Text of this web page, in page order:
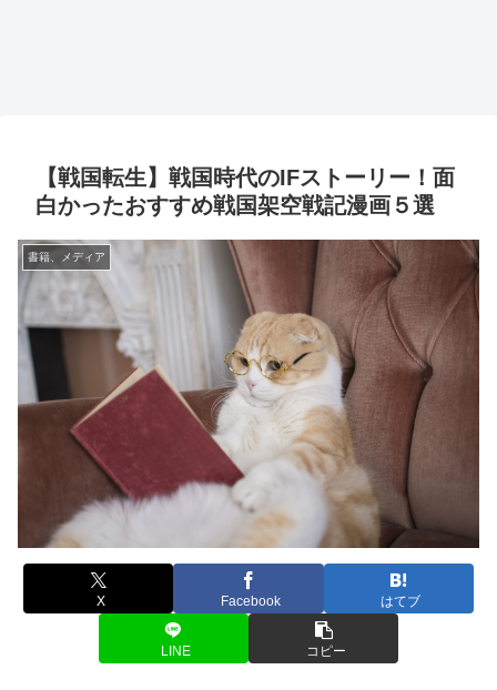
【戦国転生】戦国時代のIFストーリー！面
白かったおすすめ戦国架空戦記漫画５選
書籍、メディア
X Facebook はてブ
LINE コピー